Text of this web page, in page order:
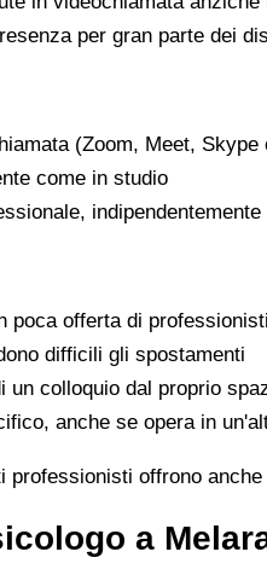
per gran parte dei
(Zoom, Meet,
come in studio
poca offerta di professionisti
difficili gli spostamenti
un colloquio dal proprio
anche se opera in
offrono
a